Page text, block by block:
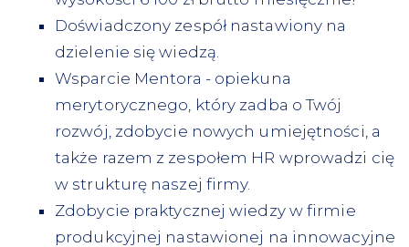
Doświadczony zespół nastawiony na
dzielenie się wiedzą.
Wsparcie Mentora - opiekuna
merytorycznego, który zadba o Twój
rozwój, zdobycie nowych umiejętności, a
także razem z zespołem HR wprowadzi cię
w strukturę naszej firmy.
Zdobycie praktycznej wiedzy w firmie
produkcyjnej nastawionej na innowacyjne